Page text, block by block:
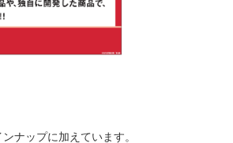
ナップに加えています。